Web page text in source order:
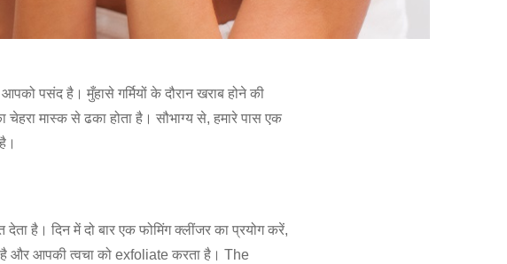
पसंद है। मुँहासे गर्मियों के दौरान खराब होने की
मास्क से ढका होता है। सौभाग्य से, हमारे पास एक
है। दिन में दो बार एक फोमिंग क्लींजर का प्रयोग करें,
है और आपकी त्वचा को exfoliate करता है। The